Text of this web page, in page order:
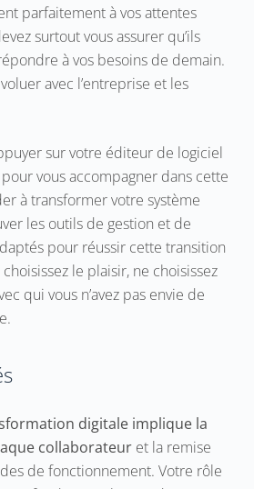
parfaitement à vos attentes
surtout vous assurer qu’ils
à vos besoins de demain.
avec l’entreprise et les
sur votre éditeur de logiciel
vous accompagner dans cette
à transformer votre système
les outils de gestion et de
pour réussir cette transition
le plaisir, ne choisissez
qui vous n’avez pas envie de
digitale implique la
collaborateuret la remise
de fonctionnement. Votre rôle